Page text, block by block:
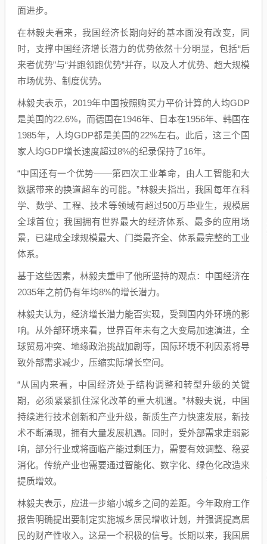
面进步。
在林毅夫看来，我国经济长期向好的基本面没有改变，同
时，支撑中国经济增长潜力的优势依然十分明显，包括“后
来者优势”与“并跑领跑优势”并存，以及人才优势、超大规模
市场优势、制度优势。
林毅夫表示，2019年中国按照购买力平价计算的人均GDP
是美国的22.6%，而德国在1946年、日本在1956年、韩国在
1985年，人均GDP都是美国的22%左右。此后，这三个国
家人均GDP增长速度超过8%的纪录保持了16年。
“中国还有一个优势——第四次工业革命，由人工智能和大
数据带来的换道超车的可能。”林毅夫指出，我国每年在科
学、数学、工程、技术等领域有超过500万毕业生，规模居
全球首位；我国拥有世界最大的经济体系、最多的应用场
景，已建成全球规模最大、门类最齐全、体系最完整的工业
体系。
基于这些因素，林毅夫重申了他所坚持的观点：中国经济在
2035年之前仍有年均8%的增长潜力。
林毅夫认为，经济增长潜力能否实现，受到国内外环境的影
响。从外部环境来看，世界百年未有之大变局加速演进，全
球贸易冲突、地缘政治挑战加剧等，国际环境不利因素将导
致外部需求减少，压缩实际增长空间。
“从国内来看，中国经济处于结构调整和转型升级的关键
期，必须紧紧抓住深化改革的重大机遇。”林毅夫说，中国
持续进行技术创新和产业升级，新质生产力快速发展，新技
术不断涌现，拥有大量发展机遇。同时，受外部需求走弱影
响，部分行业或将面临产能过剩压力，需要有效调整、稳妥
消化。传统产业也需要通过智能化、数字化、绿色化改造来
提质增效。
林毅夫表示，应进一步缩小城乡之间的差距。今年政府工作
报告明确提出要制定实施城乡居民增收计划，并强调提高居
民的财产性收入。这是一个积极的信号。长期以来，我国居